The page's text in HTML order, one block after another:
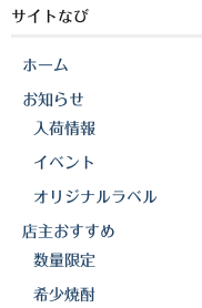
本坊酒造
小正醸造
高良酒造
久保酒造
宮田本店
佐藤酒造
サイトなび
ホーム
お知らせ
入荷情報
イベント
オリジナルラベル
店主おすすめ
数量限定
希少焼酎